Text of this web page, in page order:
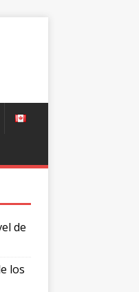
de
los